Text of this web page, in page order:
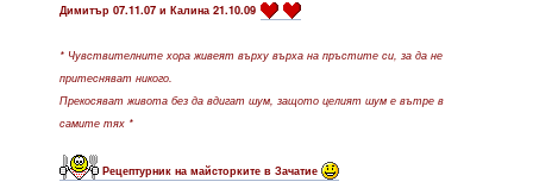
Димитър 07.11.07 и Калина 21.10.09
* Чувствителните хора живеят върху върха на пръстите си, за да не
притесняват никого.
Прекосяват живота без да вдигат шум, защото целият шум е вътре в
самите тях *
Рецептурник на майсторките в Зачатие